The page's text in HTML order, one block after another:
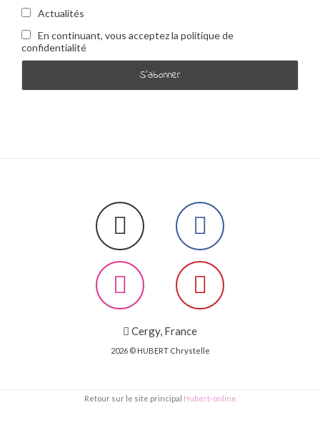
Actualités
En continuant, vous acceptez la politique de
confidentialité
Cergy, France
2026 © HUBERT Chrystelle
Retour sur le site principal Hubert-online